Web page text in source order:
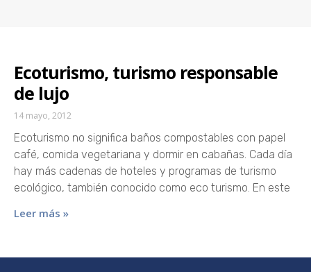
Ecoturismo, turismo responsable
de lujo
14 mayo, 2012
Ecoturismo no significa baños compostables con papel
café, comida vegetariana y dormir en cabañas. Cada día
hay más cadenas de hoteles y programas de turismo
ecológico, también conocido como eco turismo. En este
Leer más »